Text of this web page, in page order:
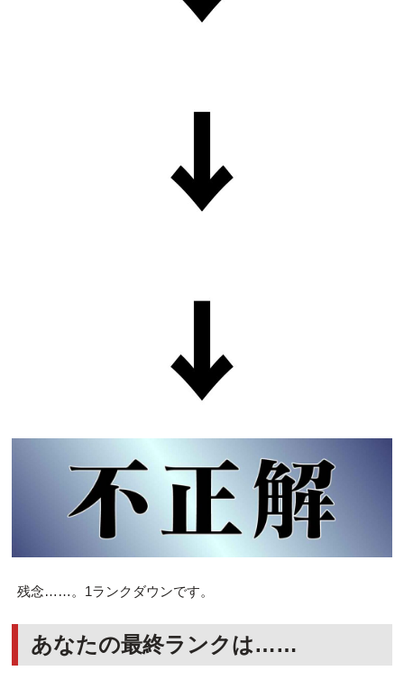
残念……。1ランクダウンです。
あなたの最終ランクは……